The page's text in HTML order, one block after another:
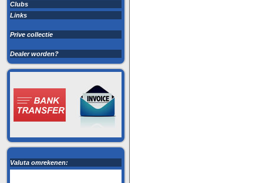
Clubs
Links
Prive collectie
Dealer worden?
Valuta omrekenen: